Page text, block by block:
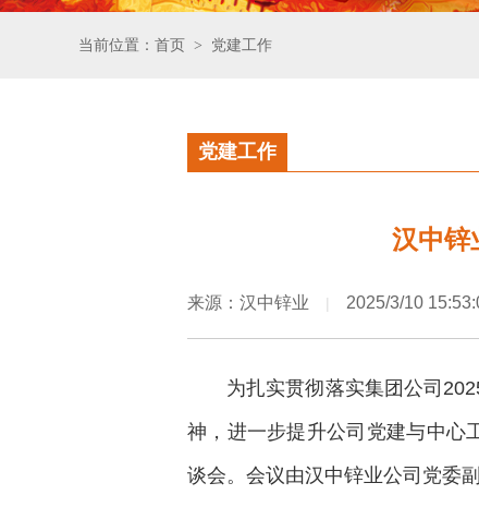
当前位置：首页 > 党建工作
党建工作
汉中锌
来源：汉中锌业 | 2025/3/10
为扎实贯彻落实集团公司
神，进一步提升公司党建与中心
谈会。会议由汉中锌业公司党委